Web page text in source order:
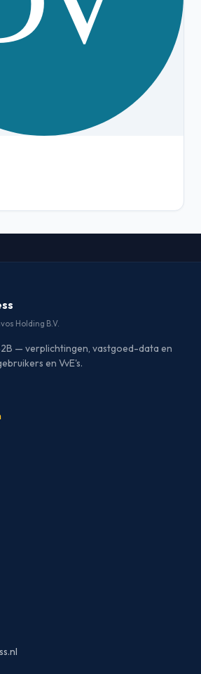
Holding B.V.
— verplichtingen, vastgoed-data en
en VvE's.